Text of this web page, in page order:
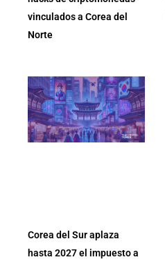
vinculados a Corea del
Norte
Corea del Sur aplaza
hasta 2027 el impuesto a